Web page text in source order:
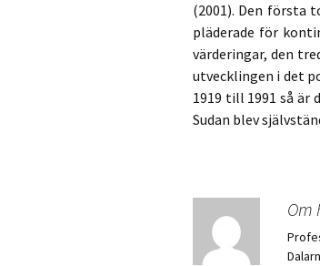
(2001). Den första
pläderade för
värderingar, den
utvecklingen i det
1919 till 1991 så är
Sudan blev
Om